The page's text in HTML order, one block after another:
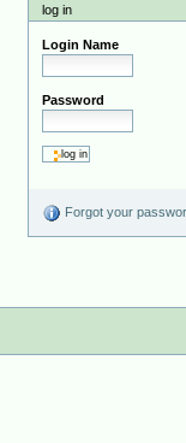
log in
Login Name
Password
Forgot your